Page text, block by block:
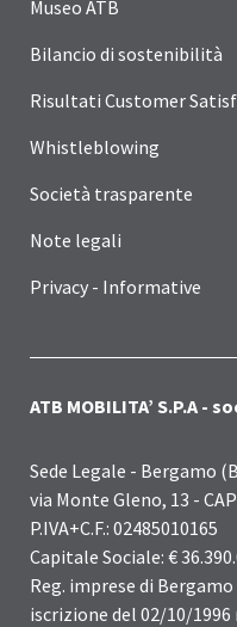
Museo ATB
Bilancio di sostenibilità
Risultati Customer
Whistleblowing
Società trasparente
Note legali
Privacy - Informative
ATB MOBILITA’ S.P.A -
Sede Legale - Bergamo
via Monte Gleno, 13 -
P.IVA+C.F.: 02485010165
Capitale Sociale: €
Reg. imprese di Bergamo
iscrizione del 02/10/1996